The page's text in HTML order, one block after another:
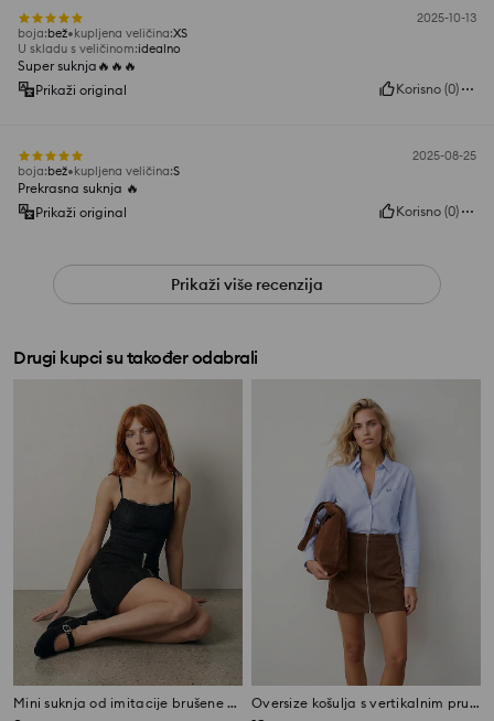
2025-10-13
boja:bež kupljena veličina:XS
U skladu s veličinom:idealno
Super suknja🔥🔥🔥
Prikaži original
Korisno (0)
2025-08-25
boja:bež kupljena veličina:S
Prekrasna suknja 🔥
Prikaži original
Korisno (0)
Prikaži više recenzija
Drugi kupci su također odabrali
Mini suknja od imitacije brušene kože s patentnim zatvaračem Oversize košulja s vertikalnim prugama i džepom